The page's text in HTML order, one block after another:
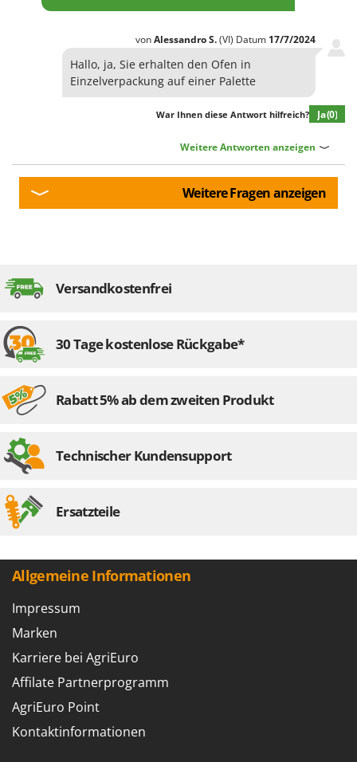
vonAlessandroS.(VI) Datum 17/7/2024
Hallo, ja, Sie erhalten den Ofen in
Einzelverpackung auf einer Palette
War Ihnen diese Antwort hilfreich? Ja(0)
Weitere Antworten anzeigen
Weitere Fragen anzeigen
Versandkostenfrei
30 Tage kostenlose Rückgabe*
Rabatt 5% ab dem zweiten Produkt
Technischer Kundensupport
Ersatzteile
Allgemeine Informationen
Impressum
Marken
Karriere bei AgriEuro
Affilate Partnerprogramm
AgriEuro Point
Kontaktinformationen